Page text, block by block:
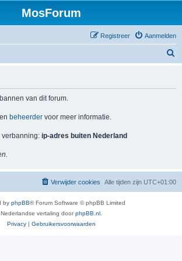
MosForum
Aanmelden
Registreer
van dit forum.
beheerder voor meer informatie.
verbanning: ip-adres buiten Nederland
Alle tijden zijn UTC+01:00
Verwijder cookies
by phpBB® Forum Software © phpBB Limited
Nederlandse vertaling doorphpBB.nl
Privacy | Gebruikersvoorwaarden